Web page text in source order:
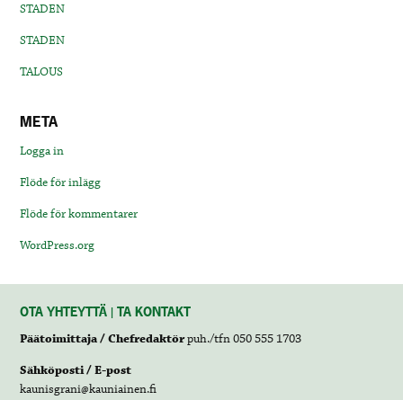
STADEN
STADEN
TALOUS
META
Logga in
Flöde för inlägg
Flöde för kommentarer
WordPress.org
OTA YHTEYTTÄ | TA KONTAKT
Päätoimittaja / Chefredaktörpuh./tfn 050 555 1703
Sähköposti / E-post
kaunisgrani@kauniainen.fi